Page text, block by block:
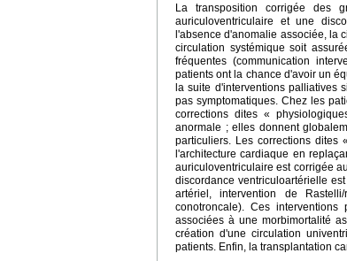
La transposition corrigée des
auriculoventriculaire et une
l'absence d'anomalie associée, la
circulation systémique soit
fréquentes (communication
patients ont la chance d'avoir un
la suite d'interventions palliatives
pas symptomatiques. Chez les
corrections dites «
anormale ; elles donnent
particuliers. Les corrections
l'architecture cardiaque en
auriculoventriculaire est corrigée
discordance ventriculoartérielle
artériel, intervention de
conotroncale). Ces
associées à une morbimortalité
création d'une circulation
patients. Enfin, la transplantation